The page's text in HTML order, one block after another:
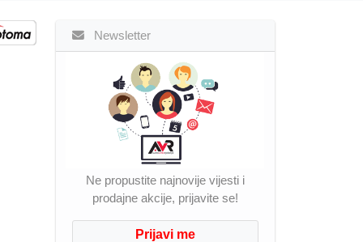
Newsletter
Ne propustite najnovije vijesti i
prodajne akcije, prijavite se!
Prijavi me